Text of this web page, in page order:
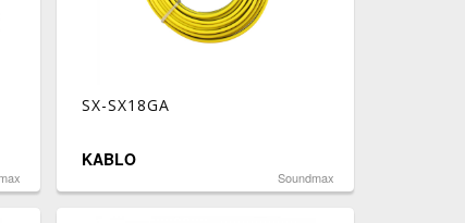
SX-SX18GA
KABLO
Soundmax